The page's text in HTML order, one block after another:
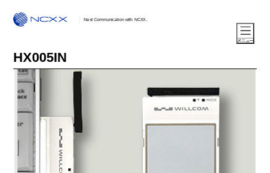
Next Communication with NCXX.
HX005IN